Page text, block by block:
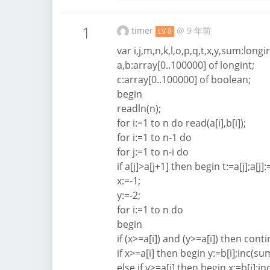
1 timer LV 8 @ 9 年前
var
a,b:array[0..100000] of longint;
c:array[0..100000] of boolean;
begin
readln(n);
for i:=1 to n do read(a[i],b[i]);
for i:=1 to n-1 do
for j:=1 to n-i do
if a[j]>a[j+1] then begin
x:=-1;
y:=-2;
for i:=1 to n do
begin
if (x>=a[i]) and (y>=a[i]) then
if x>=a[i] then begin